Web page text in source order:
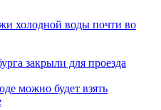
холодной воды почти во
закрыли для проезда
можно будет взять